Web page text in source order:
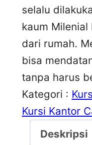
selalu
kaum
dari rumah.
bisa
tanpa harus
Kategori :
Kursi Kantor
Deskripsi